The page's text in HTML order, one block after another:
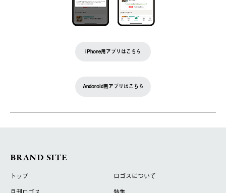
iPhone用アプリはこちら
Andoroid用アプリはこちら
BRAND SITE
トップ
ロゴスについて